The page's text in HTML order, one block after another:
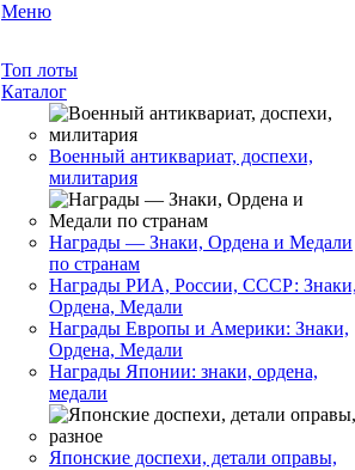
Меню
Топ лоты
Каталог
Военный антиквариат, доспехи,
милитария
Награды — Знаки, Ордена и Медали
по странам
Награды РИА, России, СССР:
Ордена, Медали
Награды Европы и Америки: Знаки,
Ордена, Медали
Награды Японии: знаки, ордена,
медали
Японские доспехи, детали оправы,